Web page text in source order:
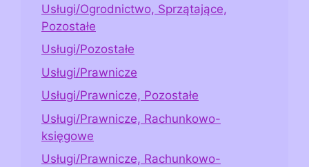
Usługi/Ogrodnictwo, Sprzątające,
Pozostałe
Usługi/Pozostałe
Usługi/Prawnicze
Usługi/Prawnicze, Pozostałe
Usługi/Prawnicze, Rachunkowo-
księgowe
Usługi/Prawnicze, Rachunkowo-